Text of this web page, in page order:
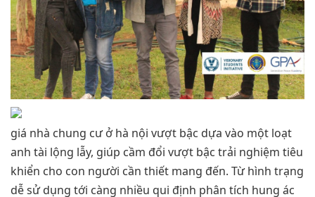
giá nhà chung cư ở hà nội vượt bậc dựa vào một loạt
anh tài lộng lẫy, giúp cầm đổi vượt bậc trải nghiệm tiêu
khiển cho con người cần thiết mang đến. Từ hình trạng
dễ sử dụng tới càng nhiều qui định phân tích hung ác